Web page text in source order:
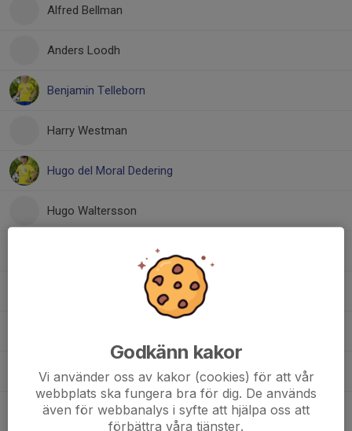
Alfred Bellman
Anders Loodh
Benjamin Telleborn
Harry Westman
Hugo del Moral Dedering
Hugo Waltersson
Oscar Jönsson
Ragnar Grankvist
Godkänn kakor
Vi använder oss av kakor (cookies) för att vår
webbplats ska fungera bra för dig. De används
även för webbanalys i syfte att hjälpa oss att
förbättra våra tjänster.